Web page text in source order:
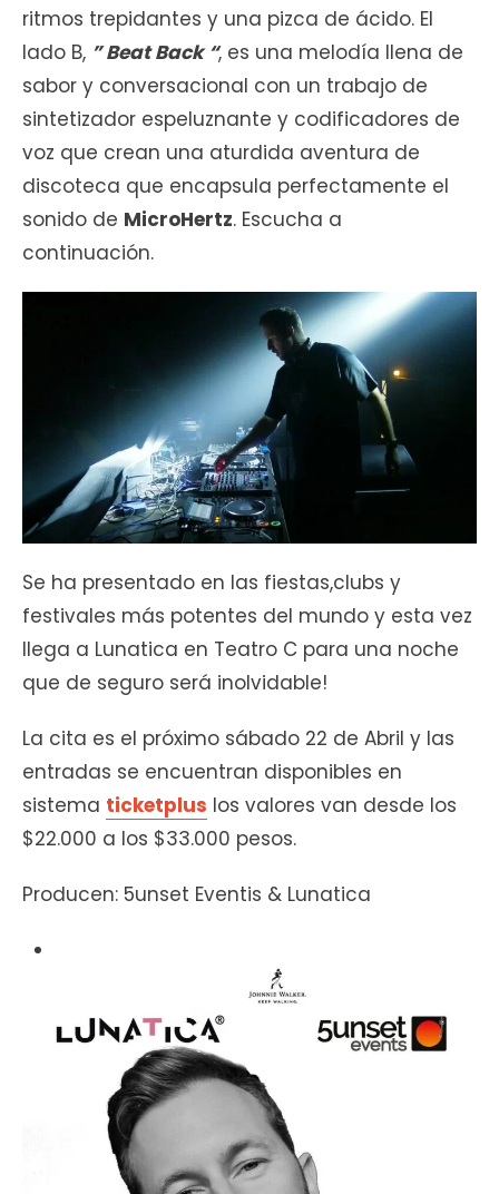
ritmos trepidantes y una pizca de ácido. El
lado B, ” Beat Back “, es una melodía llena de
sabor y conversacional con un trabajo de
sintetizador espeluznante y codificadores de
voz que crean una aturdida aventura de
discoteca que encapsula perfectamente el
sonido de MicroHertz. Escucha a
continuación.
Se ha presentado en las fiestas,clubs y
festivales más potentes del mundo y esta vez
llega a Lunatica en Teatro C para una noche
que de seguro será inolvidable!
La cita es el próximo sábado 22 de Abril y las
entradas se encuentran disponibles en
sistema ticketplus los valores van desde los
$22.000 a los $33.000 pesos.
Producen: 5unset Eventis & Lunatica